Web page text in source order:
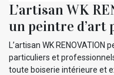
L’artisan WK
un peintre d’art
L’artisan WK
particuliers et
toute boiserie intérieure et